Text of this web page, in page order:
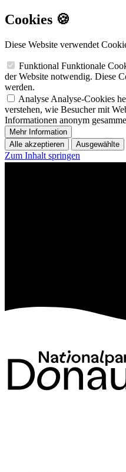
Cookies 🍪
Diese Website verwendet
Funktional Funktionale
der Website notwendig. Diese
werden.
Analyse Analyse-Cookies
verstehen, wie Besucher mit
Informationen anonym
Mehr Information
Alle akzeptieren
Ausgewählte
Zum Inhalt springen